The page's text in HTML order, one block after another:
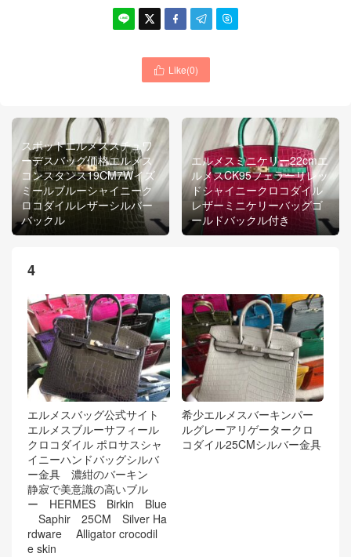
    
 Like(0)
スポットエルメススチュワ
ーデスバッグ価格エルメス
コンスタンス19CM7Wイズ
ミールブルーシャイニーク
ロコダイルレザーシルバー
バックル
エルメスミニケリー2​​2cmエ
ルメスCK95フェラーリレッ
ドシャイニークロコダイル
レザーミニケリーバッグゴ
ールドバックル付き
4
エルメスバッグ公式サイト
エルメスブルーサフィール
クロコダイル ポロサスシャ
イニーハンドバッグシルバ
ー金具 濃紺のバーキン
静寂で美意識の高いブル
ー HERMES Birkin Blue
Saphir 25CM Silver Ha
rdware Alligator crocodil
e skin
希少エルメスバーキンパー
ルグレーアリゲータークロ
コダイル25CMシルバー金具